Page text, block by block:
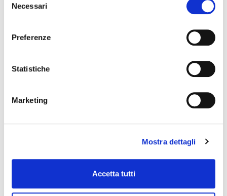
delNecessari
Preferenze
Statistiche
Marketing
Mostra dettagli
Accetta tutti
€15.50 €16.50
favorite_border
GREEN favorite_border
GREEN